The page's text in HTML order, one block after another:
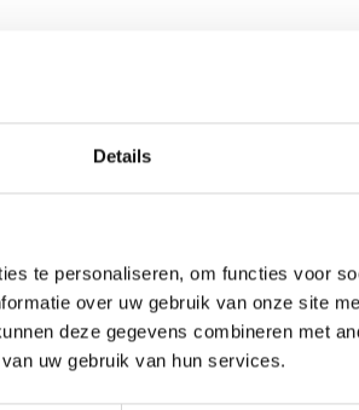
Details
te personaliseren, om functies voor
over uw gebruik van onze site
deze gegevens combineren met
uw gebruik van hun services.
RECEPTEN EN TIPS